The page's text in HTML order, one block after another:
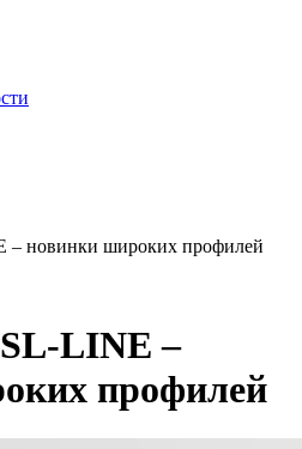
– новинки широких профилей
LINE –
профилей